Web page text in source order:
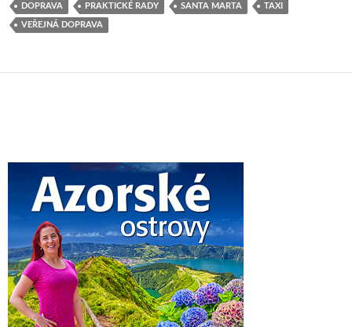
DOPRAVA PRAKTICKÉ RADY SANTA MARTA TAXI
VEŘEJNÁ DOPRAVA